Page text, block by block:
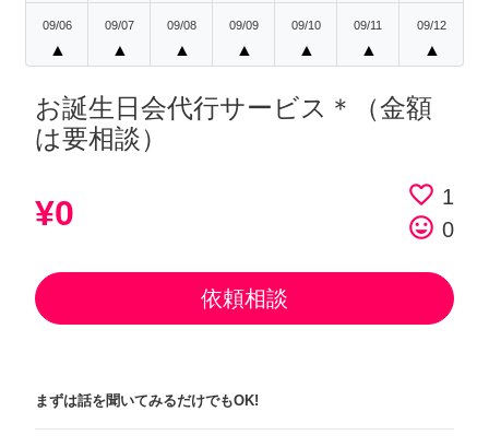
09/06
▲
09/07
▲
09/08
▲
09/09
▲
09/10
▲
09/11
▲
09/12
▲
お誕生日会代行サービス＊（金額
は要相談）
¥0 favorite_border 1
tag_faces 0
依頼相談
まずは話を聞いてみるだけでもOK!